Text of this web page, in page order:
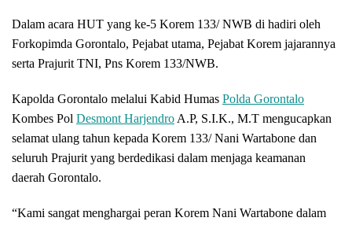
Dalam acara HUT yang ke-5 Korem 133/ NWB di hadiri oleh
Forkopimda Gorontalo, Pejabat utama, Pejabat Korem jajarannya
serta Prajurit TNI, Pns Korem 133/NWB.
Kapolda Gorontalo melalui Kabid Humas Polda Gorontalo
Kombes Pol Desmont Harjendro A.P, S.I.K., M.T mengucapkan
selamat ulang tahun kepada Korem 133/ Nani Wartabone dan
seluruh Prajurit yang berdedikasi dalam menjaga keamanan
daerah Gorontalo.
“Kami sangat menghargai peran Korem Nani Wartabone dalam